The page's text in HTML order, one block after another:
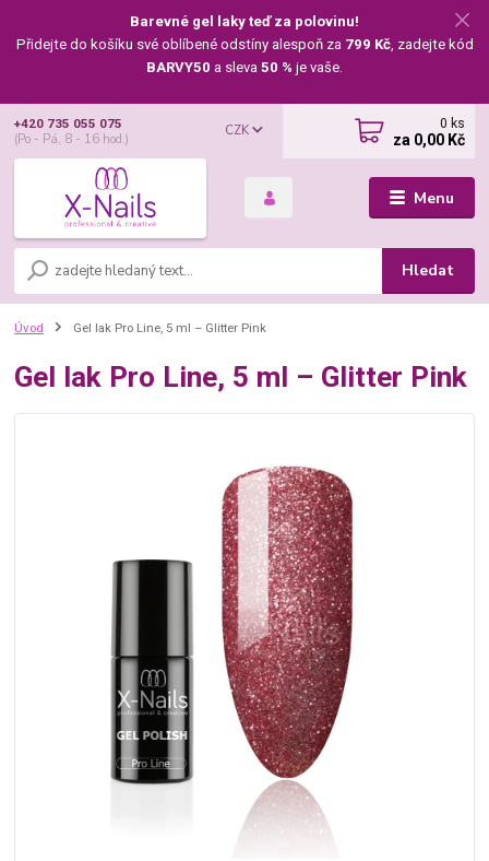
Barevné gel laky teď za polovinu!
Přidejte do košíku své oblíbené odstíny alespoň za 799 Kč, zadejte kód
BARVY50 a sleva 50 % je vaše.
Menu
CZK
Hledat
+420 735 055 075
(Po - Pá, 8 - 16 hod.)
0 ks
za 0,00 Kč
Úvod Gel lak Pro Line, 5 ml – Glitter Pink
Gel lak Pro Line, 5 ml – Glitter Pink